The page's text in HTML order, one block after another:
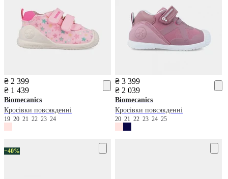
₴ 2 399
₴ 1 439
Biomecanics
Кросівки повсякденні
19 20 21 22 23 24
₴ 3 399
₴ 2 039
Biomecanics
Кросівки повсякденні
202122232425
−40%